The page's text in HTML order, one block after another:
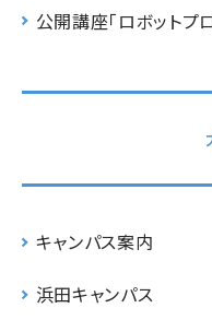
公開講座「ロボットプ
キャンパス案内
浜田キャンパス